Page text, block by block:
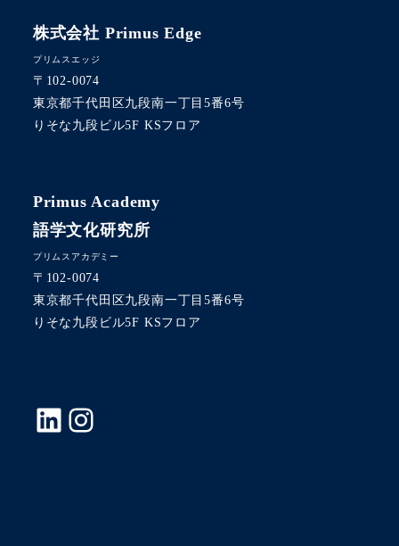
株式会社 Primus Edge
プリムスエッジ
〒102-0074
東京都千代田区九段南一丁目5番6号
りそな九段ビル5F KSフロア
Primus Academy
語学文化研究所
プリムスアカデミー
〒102-0074
東京都千代田区九段南一丁目5番6号
りそな九段ビル5F KSフロア
LinkedIn Instagram